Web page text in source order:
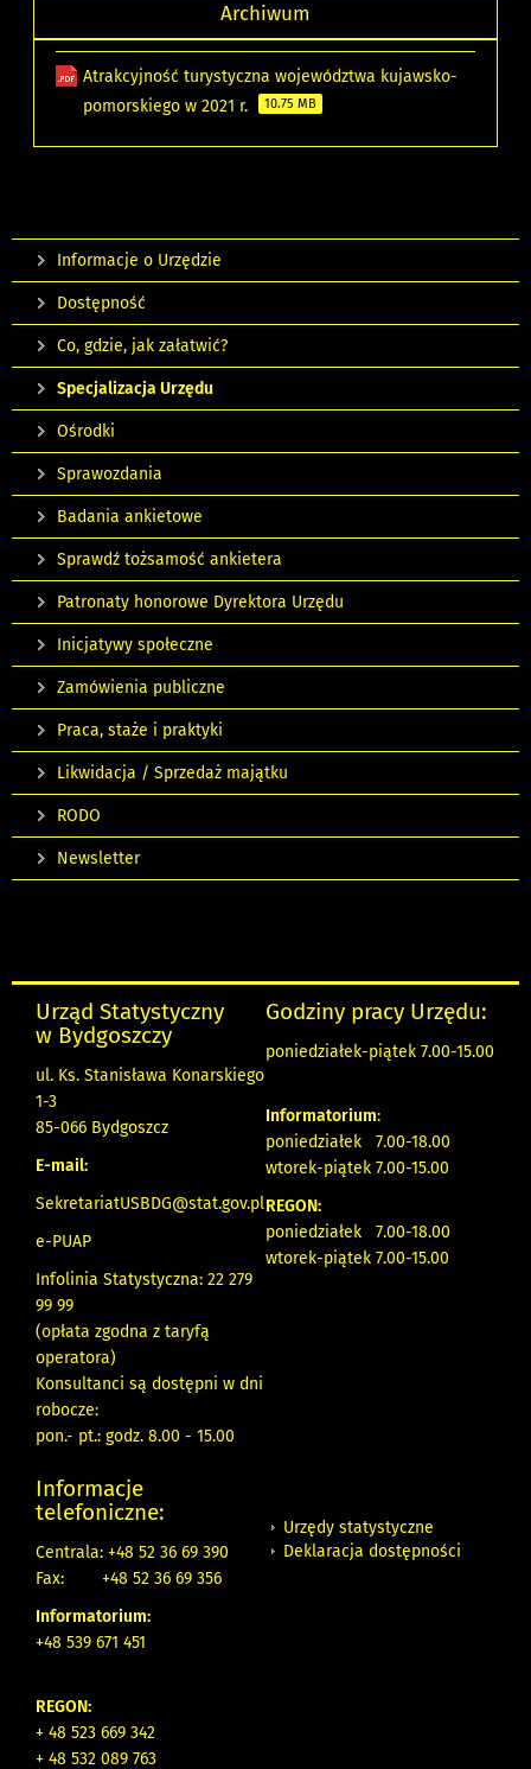
Archiwum
Atrakcyjność turystyczna województwa kujawsko-
pomorskiego w 2021 r.
10.75 MB
Informacje o Urzędzie
Dostępność
Co, gdzie, jak załatwić?
Specjalizacja Urzędu
Ośrodki
Sprawozdania
Badania ankietowe
Sprawdź tożsamość ankietera
Patronaty honorowe Dyrektora Urzędu
Inicjatywy społeczne
Zamówienia publiczne
Praca, staże i praktyki
Likwidacja / Sprzedaż majątku
RODO
Newsletter
Urząd Statystyczny
w Bydgoszczy
ul. Ks. Stanisława Konarskiego
1-3
85-066 Bydgoszcz
E-mail:
SekretariatUSBDG@stat.gov.pl
e-PUAP
Infolinia Statystyczna: 22 279
99 99
(opłata zgodna z taryfą
operatora)
Konsultanci są dostępni w dni
robocze:
pon.- pt.: godz. 8.00 - 15.00
Godziny pracy Urzędu:
poniedziałek-piątek 7.00-15.00
Informatorium:
poniedziałek 7.00-18.00
wtorek-piątek 7.00-15.00
REGON:
poniedziałek 7.00-18.00
wtorek-piątek 7.00-15.00
Informacje
telefoniczne:
Centrala: +48 52 36 69 390
Fax:
+48 52 36 69 356
Informatorium:
+48 539 671 451
REGON:
+ 48 523 669 342
+ 48 532 089 763
Urzędy statystyczne
Deklaracja dostępności